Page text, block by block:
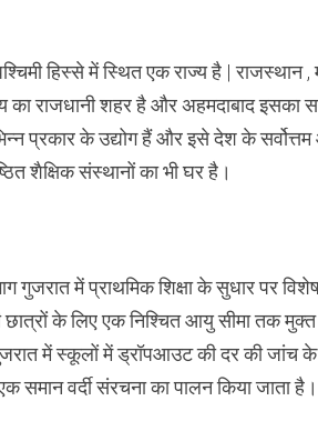
हिस्से में स्थित एक राज्य है | राजस्थान
का राजधानी शहर है और अहमदाबाद
प्रकार के उद्योग हैं और इसे देश के
शैक्षिक संस्थानों का भी घर है।
गुजरात में प्राथमिक शिक्षा के सुधार पर
छात्रों के लिए एक निश्चित आयु सीमा तक मुक्त
में स्कूलों में ड्रॉपआउट की दर की जांच
समान वर्दी संरचना का पालन किया जाता है।